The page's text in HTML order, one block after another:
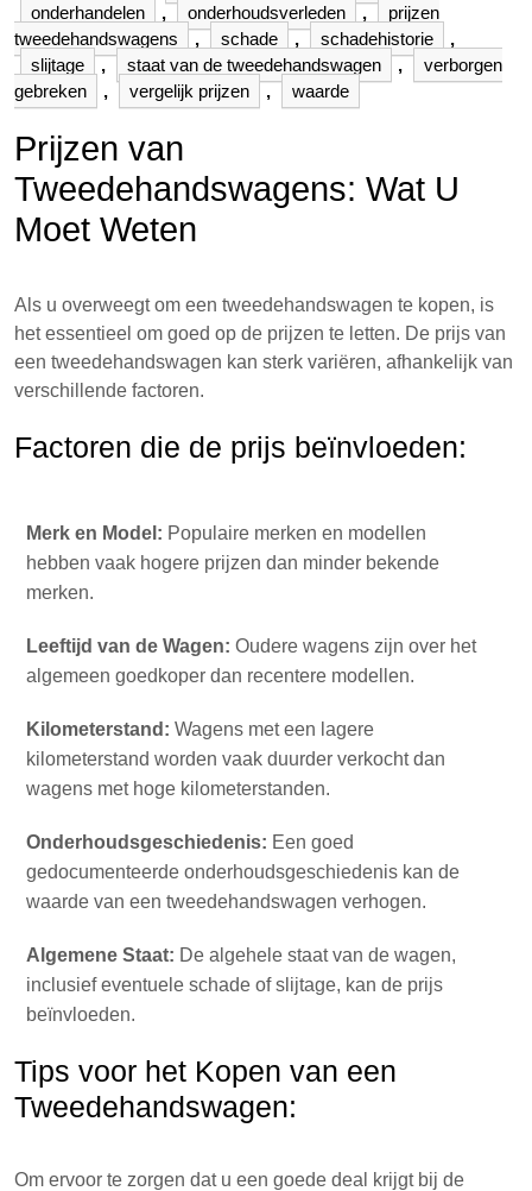
onderhandelen
, onderhoudsverleden ,
prijzen
tweedehandswagens
, schade , schadehistorie
,
slijtage
, staat van de tweedehandswagen ,
verborgen
gebreken
, vergelijk prijzen , waarde
Prijzen van
Tweedehandswagens: Wat U
Moet Weten
Als u overweegt om een tweedehandswagen te kopen, is
het essentieel om goed op de prijzen te letten. De prijs van
een tweedehandswagen kan sterk variëren, afhankelijk van
verschillende factoren.
Factoren die de prijs beïnvloeden:
Merk en Model: Populaire merken en modellen
hebben vaak hogere prijzen dan minder bekende
merken.
Leeftijd van de Wagen: Oudere wagens zijn over het
algemeen goedkoper dan recentere modellen.
Kilometerstand: Wagens met een lagere
kilometerstand worden vaak duurder verkocht dan
wagens met hoge kilometerstanden.
Onderhoudsgeschiedenis: Een goed
gedocumenteerde onderhoudsgeschiedenis kan de
waarde van een tweedehandswagen verhogen.
Algemene Staat: De algehele staat van de wagen,
inclusief eventuele schade of slijtage, kan de prijs
beïnvloeden.
Tips voor het Kopen van een
Tweedehandswagen:
Om ervoor te zorgen dat u een goede deal krijgt bij de